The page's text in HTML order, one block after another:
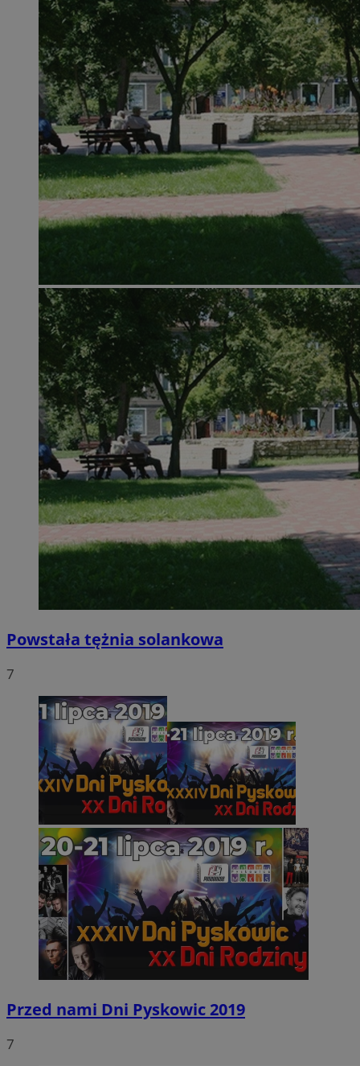
Powstała tężnia solankowa
7
Przed nami Dni Pyskowic 2019
7